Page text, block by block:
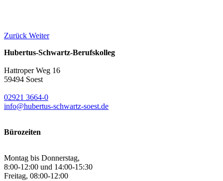
Zurück Weiter
Hubertus-Schwartz-Berufskolleg
Hattroper Weg 16
59494 Soest
02921 3664-0
info@hubertus-schwartz-soest.de
Bürozeiten
Montag bis Donnerstag,
8:00-12:00 und 14:00-15:30
Freitag, 08:00-12:00